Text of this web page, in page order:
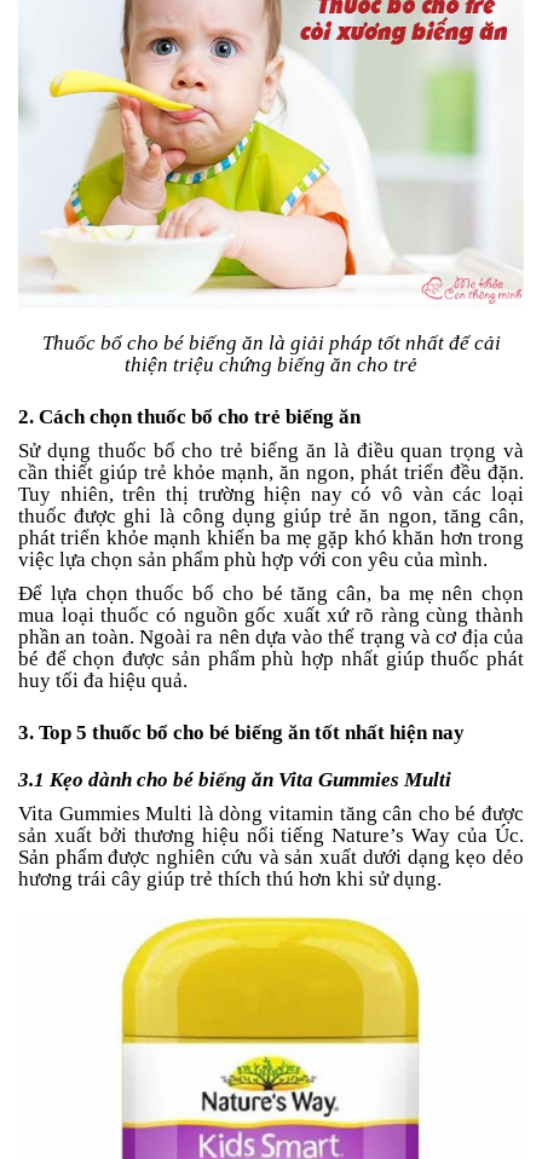
Thuốc bổ cho bé biếng ăn là giải pháp tốt nhất để cải
thiện triệu chứng biếng ăn cho trẻ
2. Cách chọn thuốc bổ cho trẻ biếng ăn
Sử dụng thuốc bổ cho trẻ biếng ăn là điều quan trọng và
cần thiết giúp trẻ khỏe mạnh, ăn ngon, phát triển đều đặn.
Tuy nhiên, trên thị trường hiện nay có vô vàn các loại
thuốc được ghi là công dụng giúp trẻ ăn ngon, tăng cân,
phát triển khỏe mạnh khiến ba mẹ gặp khó khăn hơn trong
việc lựa chọn sản phẩm phù hợp với con yêu của mình.
Để lựa chọn thuốc bổ cho bé tăng cân, ba mẹ nên chọn
mua loại thuốc có nguồn gốc xuất xứ rõ ràng cùng thành
phần an toàn. Ngoài ra nên dựa vào thể trạng và cơ địa của
bé để chọn được sản phẩm phù hợp nhất giúp thuốc phát
huy tối đa hiệu quả.
3. Top 5 thuốc bổ cho bé biếng ăn tốt nhất hiện nay
3.1 Kẹo dành cho bé biếng ăn Vita Gummies Multi
Vita Gummies Multi là dòng vitamin tăng cân cho bé được
sản xuất bởi thương hiệu nổi tiếng Nature’s Way của Úc.
Sản phẩm được nghiên cứu và sản xuất dưới dạng kẹo dẻo
hương trái cây giúp trẻ thích thú hơn khi sử dụng.